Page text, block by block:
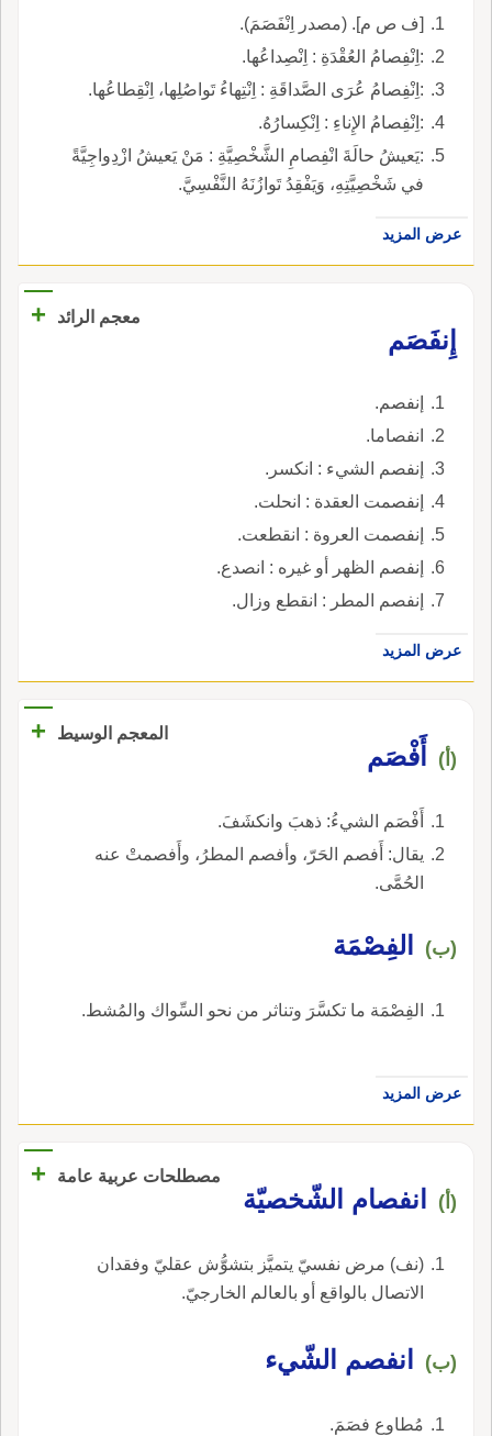
[ف ص م]. (مصدر اِنْفَصَمَ).
:اِنْفِصامُ العُقْدَةِ : اِنْصِداعُها.
:اِنْفِصامُ عُرَى الصَّداقَةِ : اِنْتِهاءُ تَواصُلِها، اِنْقِطاعُها.
:اِنْفِصامُ الإِناءِ : اِنْكِسارُهُ.
:يَعيشُ حالَةَ انْفِصامِ الشَّخْصِيَّةِ : مَنْ يَعيشُ ازْدِواجِيَّةً
في شَخْصِيَّتِهِ، وَيَفْقِدُ تَوازُنَهُ النَّفْسِيَّ.
عرض المزيد
معجم الرائد
+
إِنفَصَم
إنفصم.
انفصاما.
إنفصم الشيء : انكسر.
إنفصمت العقدة : انحلت.
إنفصمت العروة : انقطعت.
إنفصم الظهر أو غيره : انصدع.
إنفصم المطر : انقطع وزال.
عرض المزيد
المعجم الوسيط +
(أ) أَفْصَم
أَفْصَم الشيءُ: ذهبَ وانكشَفَ.
يقال: أَفصم الحَرّ، وأفصم المطرُ، وأَفصمتْ عنه
الحُمَّى.
(ب) الفِصْمَة
الفِصْمَة ما تكسَّرَ وتناثر من نحو السِّواك والمُشط.
عرض المزيد
مصطلحات عربية عامة +
(أ) انفصام الشّخصيّة
(نف) مرض نفسيّ يتميَّز بتشوُّش عقليّ وفقدان
الاتصال بالواقع أو بالعالم الخارجيّ.
(ب) انفصم الشّيء
مُطاوع فصَمَ.